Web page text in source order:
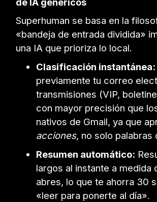
de IA genéricos
Superhuman se basa en la
«bandeja de entrada dividida»
una IA que prioriza lo local.
Clasificación instantánea:
previamente tu correo
transmisiones (VIP,
con mayor precisión que
nativos de Gmail, ya que
acciones, no solo palabras
Resumen automático:
largos al instante a medida
abres, lo que te ahorra 30
«leer para ponerte al día».